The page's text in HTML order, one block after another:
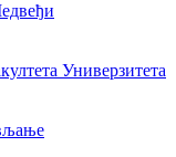
Универзитета